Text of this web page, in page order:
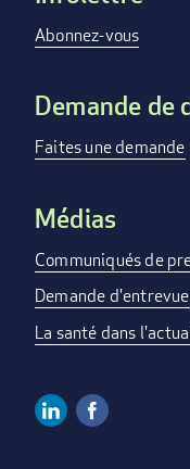
menu
Abonnez-vous
Demande de
Faites une demande
Médias
Communiqués de
Demande d'entrevue
La santé dans
Linkedin